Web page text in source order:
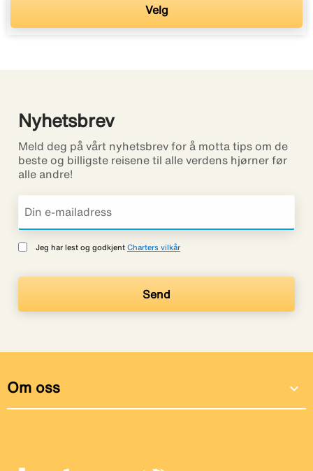
Velg
Nyhetsbrev
Meld deg på vårt nyhetsbrev for å motta tips om de
beste og billigste reisene til alle verdens hjørner før
alle andre!
Jeg har lest og godkjent Charters vilkår
Om oss expand_more